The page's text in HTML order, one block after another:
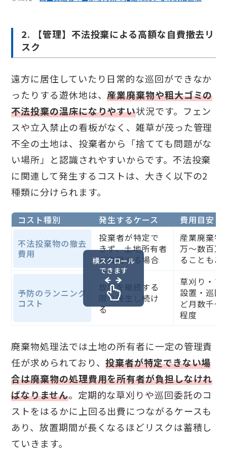
2. 【管理】不法投棄による高額な自費撤去リ
スク
遠方に居住していたり日常的な巡回ができなか
ったりする遊休地は、産業廃棄物や粗大ゴミの
不法投棄の温床になりやすい状況です。フェン
スや立入禁止の看板がなく、雑草が茂った管理
不全の土地は、投棄者から「捨てても問題がな
い場所」と認識されやすいからです。不法投棄
に関連して発生するコストは、大きく以下の2
種類に分けられます。
コスト種別 発生するケース
費用目安
不法投棄物の撤去
費用
投棄者が特定で
きず、土地所有者
が負担する場合
産業廃棄物
万〜数百万
ることもあ
予防のランニング
コスト
放置を継続する
限り発生し続け
る
草刈り・フ
設置・巡回
ど月数千〜
程度
横スクロール
できます
廃棄物処理法では土地の所有者に一定の管理責
任が求められており、投棄者が特定できない場
合は廃棄物の処理費用を所有者が負担しなけれ
ばなりません。定期的な草刈りや巡回委託のコ
ストをはるかに上回る出費につながるケースも
あり、放置期間が長くなるほどリスクは蓄積し
ていきます。